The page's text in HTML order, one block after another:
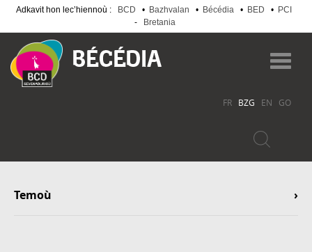
Adkavit hon lec’hiennoù : BCD • Bazhvalan • Bécédia • BED • PCI
-
Bretania
main
content
FR BZG EN GO
Temoù